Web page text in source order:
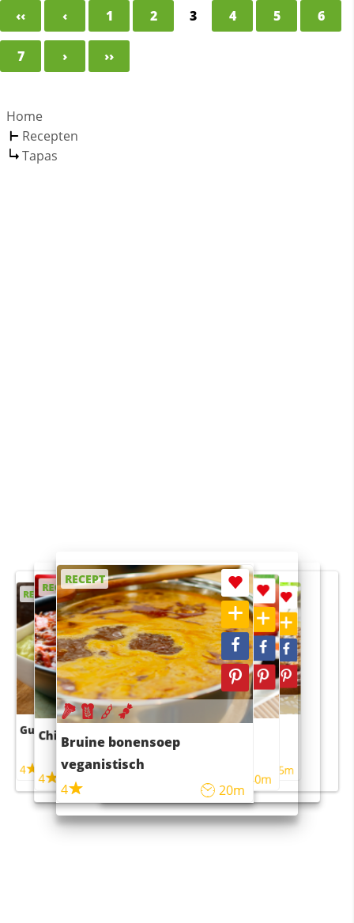
‹‹ ‹ 1 2 3 4 5 6
7 › ››
Home
Recepten
Tapas
RECEPT
Guacamole
4
RECEPT
Chili con carne
4 45m
RECEPT
Bruine bonensoep
veganistisch
4
20m
RECEPT
Sushi rijstsalade
maaltijdsalade
40m
RECEPT
4 55m